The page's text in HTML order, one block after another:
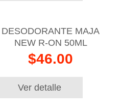
DESODORANTE MAJA
NEW R-ON 50ML
$46.00
Ver detalle